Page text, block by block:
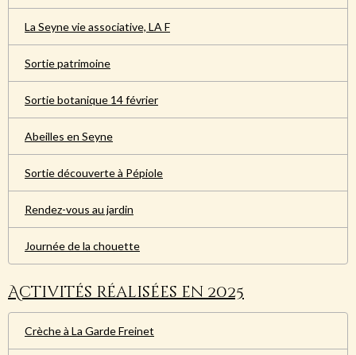
La Seyne vie associative, LA F
Sortie patrimoine
Sortie botanique 14 février
Abeilles en Seyne
Sortie découverte à Pépiole
Rendez-vous au jardin
Journée de la chouette
Activités réalisées en 2025
Crèche à La Garde Freinet